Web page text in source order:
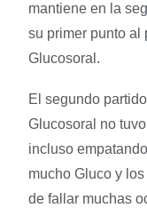
mantiene en la
su primer punto al
Glucosoral.
El segundo
Glucosoral no
incluso
mucho Gluco y
de fallar muchas